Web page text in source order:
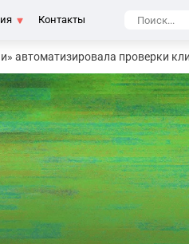
Контакты
автоматизировала проверки